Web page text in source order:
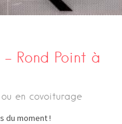
Rond Point à
en covoiturage
du moment !